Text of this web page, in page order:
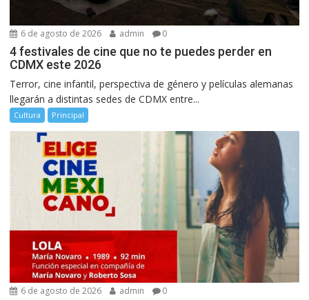
6 de agosto de 2026 admin 0
4 festivales de cine que no te puedes perder en
CDMX este 2026
Terror, cine infantil, perspectiva de género y películas alemanas
llegarán a distintas sedes de CDMX entre...
Cultura Principal
6 de agosto de 2026 admin 0